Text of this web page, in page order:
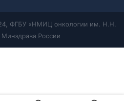
ФГБУ «НМИЦ онкологии им. Н.Н.
России